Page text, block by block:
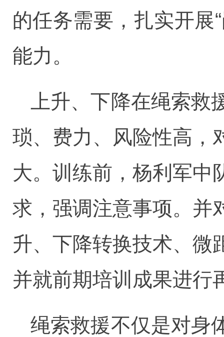
的任务需要，扎实开展
能力。
上升、下降在绳索
琐、费力、风险性高，
大。训练前，杨利军中
求，强调注意事项。并
升、下降转换技术、微
并就前期培训成果进行
绳索救援不仅是对身